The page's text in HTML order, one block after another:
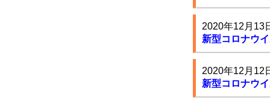
2020年12月13
新型コロナウ
2020年12月12
新型コロナウ